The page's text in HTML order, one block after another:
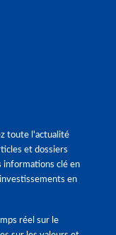
toute l'actualité
et dossiers
informations clé en
en
réel sur le